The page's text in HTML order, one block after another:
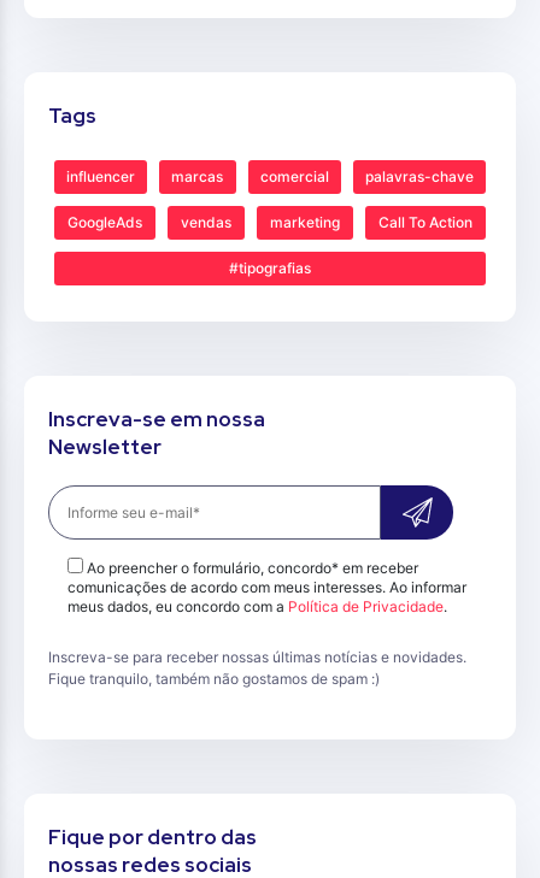
Tags
influencer marcas comercial palavras-chave
GoogleAds vendas marketing Call To Action
#tipografias
Inscreva-se em nossa
Newsletter
Ao preencher o formulário, concordo* em receber
comunicações de acordo com meus interesses. Ao informar
meus dados, eu concordo com a Política de Privacidade.
Inscreva-se para receber nossas últimas notícias e novidades.
Fique tranquilo, também não gostamos de spam :)
Fique por dentro das
nossas redes sociais